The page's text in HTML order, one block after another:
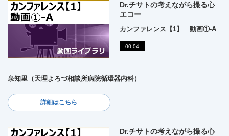
Dr.チサトの考えながら撮る心
エコー
カンファレンス【1】 動画①-A
00:04
泉知里（天理よろづ相談所病院循環器内科）
詳細はこちら
Dr.チサトの考えながら撮る心